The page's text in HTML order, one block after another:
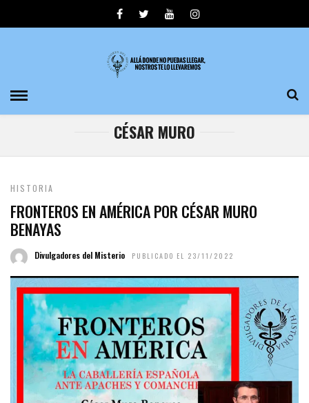
CÉSAR MURO
HISTORIA
FRONTEROS EN AMÉRICA POR CÉSAR MURO
BENAYAS
Divulgadores del Misterio PUBLICADO EL 23/11/2022